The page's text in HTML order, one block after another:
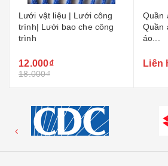
Quần áo bảo hộ giá rẻ|
Quần áo công nhân| Quần
áo...
Liên hệ
Áo
bảo
Liên